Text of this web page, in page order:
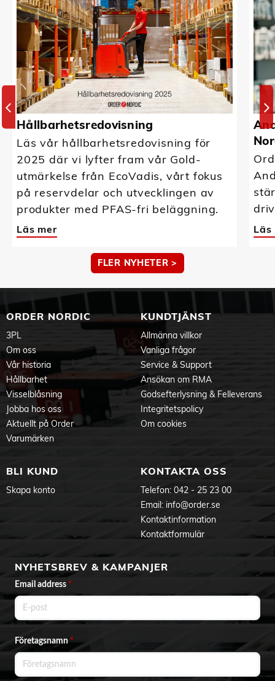
Hållbarhetsredovisning
Läs vår hållbarhetsredovisning för
2025 där vi lyfter fram vår Gold-
utmärkelse från EcoVadis, vårt fokus
på reservdelar och utvecklingen av
produkter med PFAS-fri beläggning.
Läs mer Läs
FLER NYHETER >
ORDER NORDIC
3PL
Om oss
Vår historia
Hållbarhet
Visselblåsning
Jobba hos oss
Aktuellt på Order
Varumärken
KUNDTJÄNST
Allmänna villkor
Vanliga frågor
Service & Support
Ansökan om RMA
Godsefterlysning & Felleverans
Integritetspolicy
Om cookies
BLI KUND
Skapa konto
KONTAKTA OSS
Telefon: 042 - 25 23 00
Email: info@order.se
Kontaktinformation
Kontaktformulär
NYHETSBREV & KAMPANJER
Email address *
Företagsnamn*